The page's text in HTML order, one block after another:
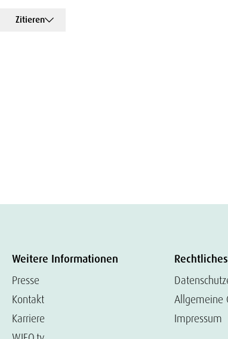
Zitieren
Weitere Informationen
Presse
Kontakt
Karriere
Rechtliches
Allgemeine
Impressum